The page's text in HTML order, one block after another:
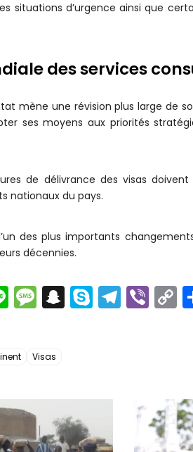
situations d’urgence ainsi que
des services
mène une révision plus large de
ses moyens aux priorités
de délivrance des visas
nationaux du pays.
des plus importants changements
décennies.
Li
n
M
e
s
g
e
S
n
h
a
S
k
T
el
m
Vi
b
C
o
n
k
Visas